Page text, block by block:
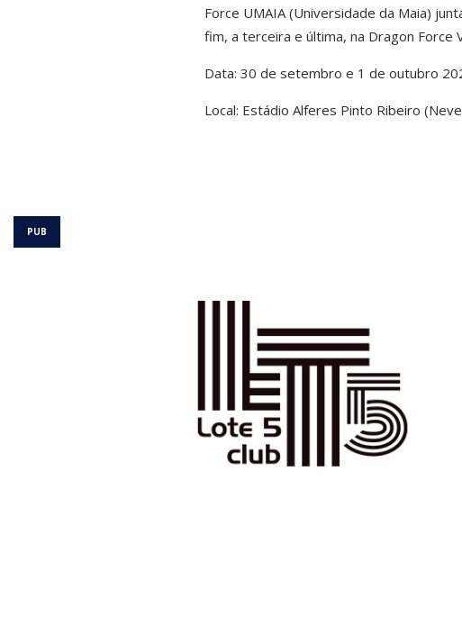
Force UMAIA (Universidade da Maia)
fim, a terceira e última, na Dragon Force
Data: 30 de setembro e 1 de outubro
Local: Estádio Alferes Pinto Ribeiro